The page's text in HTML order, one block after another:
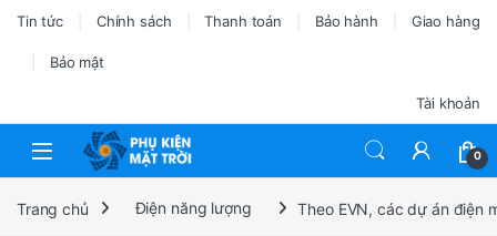
Tin tức Chính sách Thanh toán Bảo hành Giao hàng
Bảo mật
Tài khoản
0
Trang chủ Điện năng lượng Theo EVN, các dự án điện